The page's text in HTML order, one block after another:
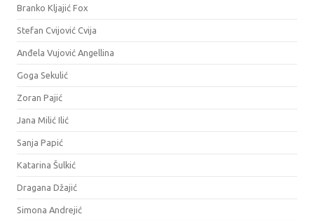
Branko Kljajić Fox
Stefan Cvijović Cvija
Anđela Vujović Angellina
Goga Sekulić
Zoran Pajić
Jana Milić Ilić
Sanja Papić
Katarina Šulkić
Dragana Džajić
Simona Andrejić